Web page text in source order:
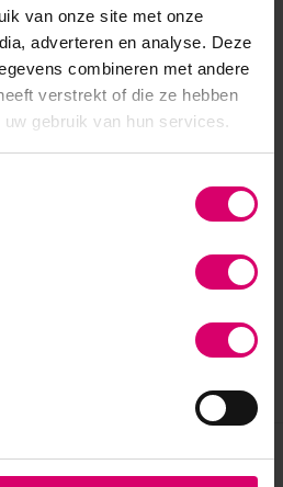
van onze site met onze
adverteren en analyse. Deze
combineren met andere
verstrekt of die ze hebben
gebruik van hun services.